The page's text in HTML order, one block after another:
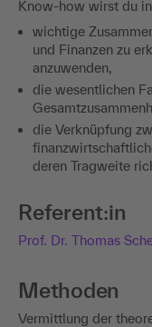
Know-how wirst du
wichtige
und Finanzen zu
anzuwenden,
die wesentlichen
die Verknüpfung
deren Tragweite
Referent:in
Prof. Dr. Thomas
Methoden
Vermittlung der